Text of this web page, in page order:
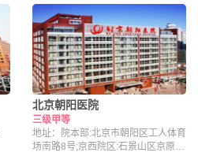
北京朝阳医院
三级甲等
地址：院本部:北京市朝阳区工人体育
场南路8号;京西院区:石景山区京原路